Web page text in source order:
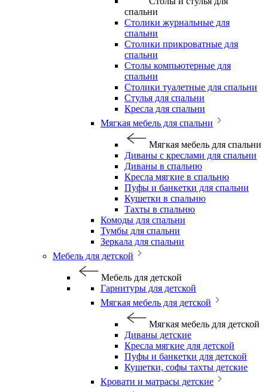
спальни
Столики журнальные для
спальни
Столики прикроватные для
спальни
Столы компьютерные для
спальни
Столики туалетные для спальни
Стулья для спальни
Кресла для спальни
Мягкая мебель для спальни
Мягкая мебель для спальни
Диваны с креслами для спальни
Диваны в спальню
Кресла мягкие в спальню
Пуфы и банкетки для спальни
Кушетки в спальню
Тахты в спальню
Комоды для спальни
Тумбы для спальни
Зеркала для спальни
Мебель для детской
Мебель для детской
Гарнитуры для детской
Мягкая мебель для детской
Мягкая мебель для детской
Диваны детские
Кресла мягкие для детской
Пуфы и банкетки для детской
Кушетки, софы тахты детские
Кровати и матрасы детские